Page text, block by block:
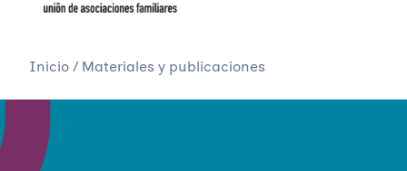
Inicio / Materiales y publicaciones